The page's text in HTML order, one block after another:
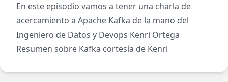
En este episodio vamos a tener una charla de
acercamiento a Apache Kafka de la mano del
Ingeniero de Datos y Devops Kenri Ortega
Resumen sobre Kafka cortesía de Kenri